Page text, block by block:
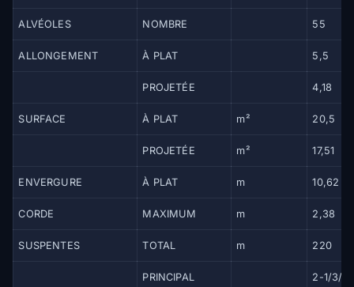
ALVÉOLES NOMBRE 55
ALLONGEMENT À PLAT 5,5
PROJETÉE 4,18
SURFACE À PLAT m² 20,5
PROJETÉE m² 17,51
ENVERGURE À PLAT m 10,62
CORDE MAXIMUM m 2,38
SUSPENTES TOTAL m 220
PRINCIPAL 2-1/3/2